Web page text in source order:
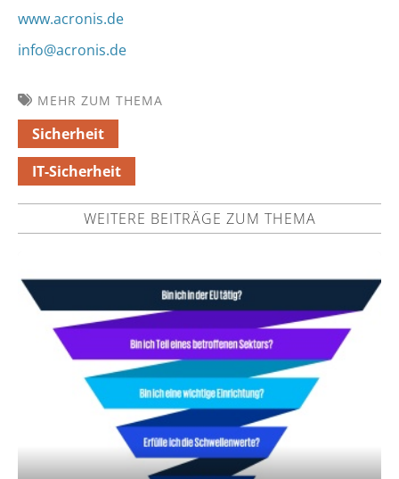
www.acronis.de
info@acronis.de
MEHR ZUM THEMA
Sicherheit
IT-Sicherheit
WEITERE BEITRÄGE ZUM THEMA